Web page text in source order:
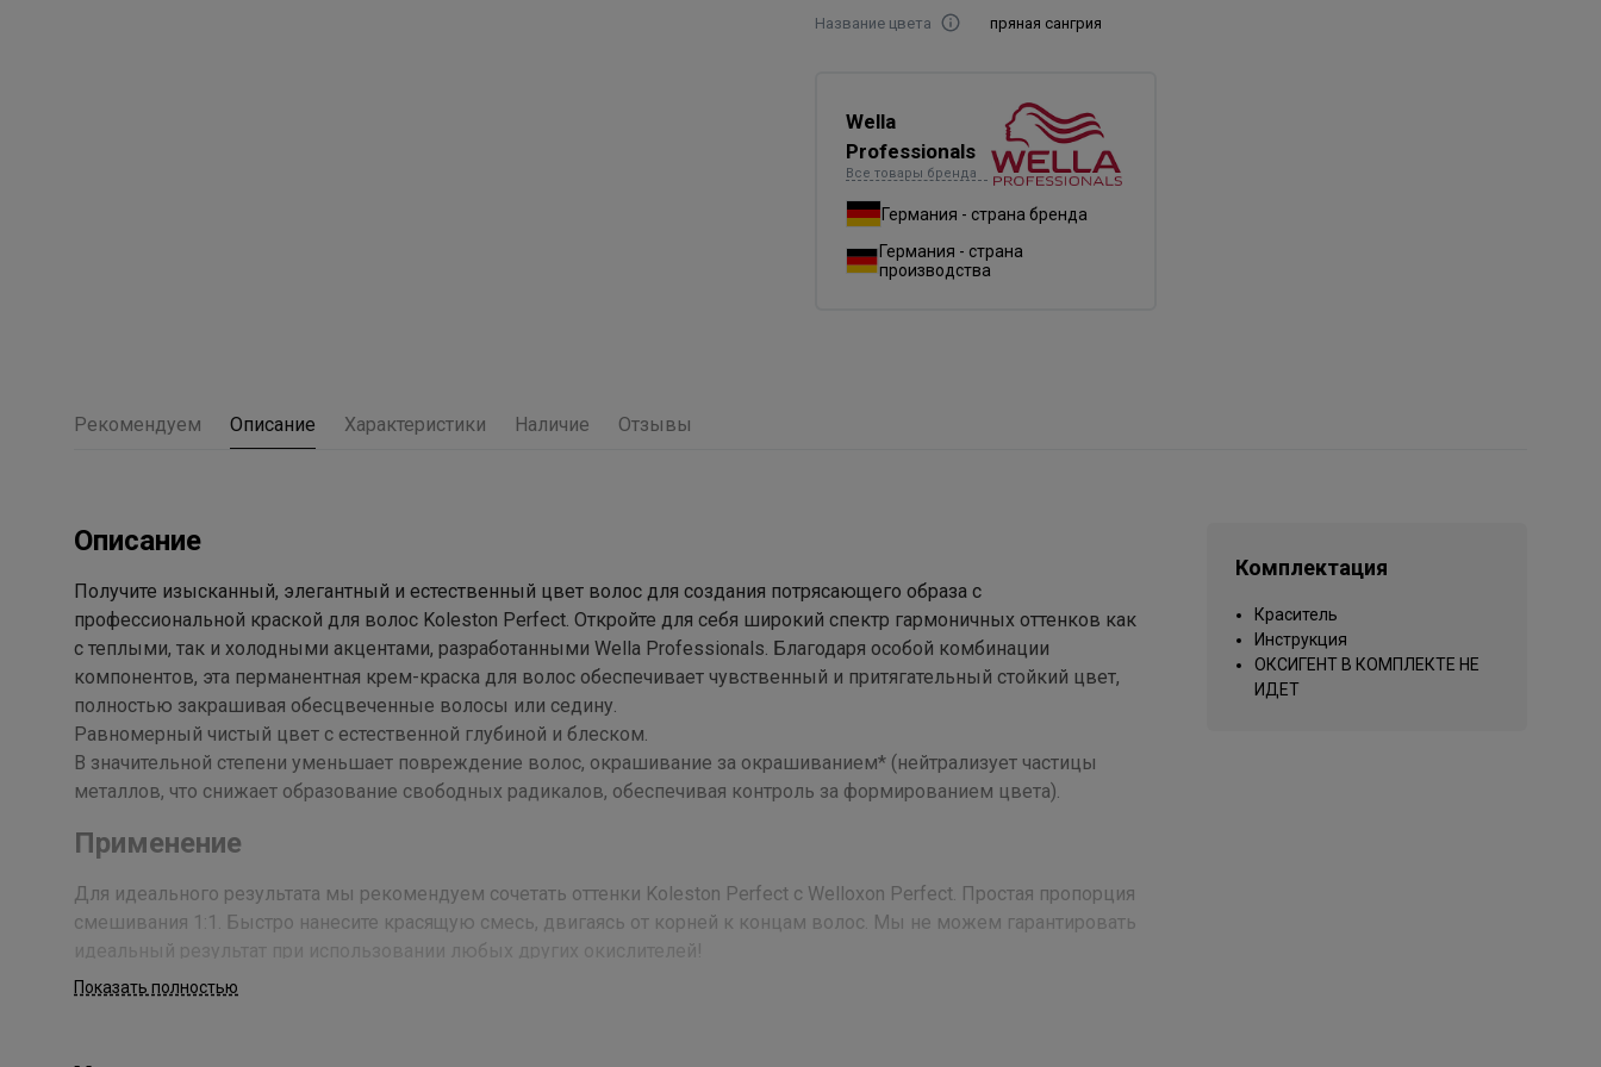
Название цвета пряная сангрия
Wella
Professionals
Все товары бренда
Германия - страна бренда
Германия - страна
производства
Рекомендуем Описание Характеристики Наличие Отзывы
Описание
Получите изысканный, элегантный и естественный цвет волос для создания потрясающего образа с
профессиональной краской для волос Koleston Perfect. Откройте для себя широкий спектр гармоничных оттенков как
с теплыми, так и холодными акцентами, разработанными Wella Professionals. Благодаря особой комбинации
компонентов, эта перманентная крем-краска для волос обеспечивает чувственный и притягательный стойкий цвет,
полностью закрашивая обесцвеченные волосы или седину.
Равномерный чистый цвет с естественной глубиной и блеском.
В значительной степени уменьшает повреждение волос, окрашивание за окрашиванием* (нейтрализует частицы
металлов, что снижает образование свободных радикалов, обеспечивая контроль за формированием цвета).
Применение
Для идеального результата мы рекомендуем сочетать оттенки Koleston Perfect с Welloxon Perfect. Простая пропорция
смешивания 1:1. Быстро нанесите красящую смесь, двигаясь от корней к концам волос. Мы не можем гарантировать
идеальный результат при использовании любых других окислителей!
Состав
Показать полностью
Комплектация
Краситель
Инструкция
ОКСИГЕНТ В КОМПЛЕКТЕ НЕ
ИДЕТ